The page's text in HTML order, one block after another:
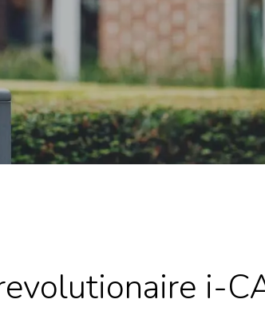
i-